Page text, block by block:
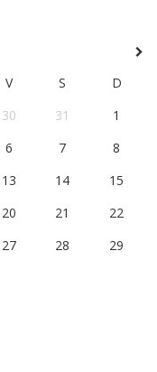
V S
D
30 31
1
6 7
8
13 14
15
20 21
22
27 28
29